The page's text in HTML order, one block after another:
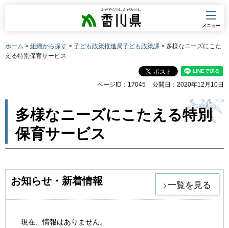
香川県
メニュー
ホーム > 組織から探す > 子ども政策推進局子ども政策課 > 多様なニーズにこた
える特別保育サービス
ページID：17045 公開日：2020年12月10日
多様なニーズにこたえる特別
保育サービス
お知らせ・新着情報 一覧を見る
現在、情報はありません。